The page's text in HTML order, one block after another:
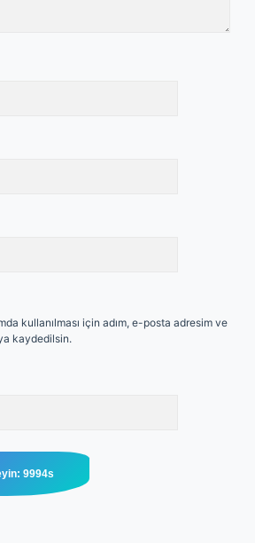
kullanılması için adım, e-posta adresim ve
kaydedilsin.